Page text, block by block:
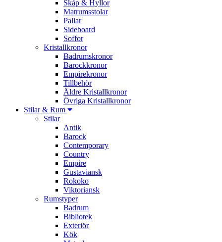
Skåp & Hyllor
Matrumsstolar
Pallar
Sideboard
Soffor
Kristallkronor
Badrumskronor
Barockkronor
Empirekronor
Tillbehör
Äldre Kristallkronor
Övriga Kristallkronor
Stilar & Rum
Stilar
Antik
Barock
Contemporary
Country
Empire
Gustaviansk
Rokoko
Viktoriansk
Rumstyper
Badrum
Bibliotek
Exteriör
Kök